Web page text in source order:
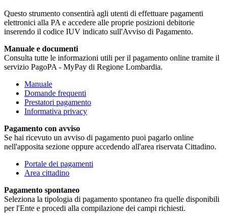
Questo strumento consentirà agli utenti di effettuare pagamenti
elettronici alla PA e accedere alle proprie posizioni debitorie
inserendo il codice IUV indicato sull'Avviso di Pagamento.
Manuale e documenti
Consulta tutte le informazioni utili per il pagamento online tramite il
servizio PagoPA - MyPay di Regione Lombardia.
Manuale
Domande frequenti
Prestatori pagamento
Informativa privacy
Pagamento con avviso
Se hai ricevuto un avviso di pagamento puoi pagarlo online
nell'apposita sezione oppure accedendo all'area riservata Cittadino.
Portale dei pagamenti
Area cittadino
Pagamento spontaneo
Seleziona la tipologia di pagamento spontaneo fra quelle disponibili
per l'Ente e procedi alla compilazione dei campi richiesti.